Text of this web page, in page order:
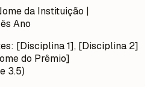
da Instituição |
Ano
[Disciplina 1], [Disciplina 2]
do Prêmio]
3.5)